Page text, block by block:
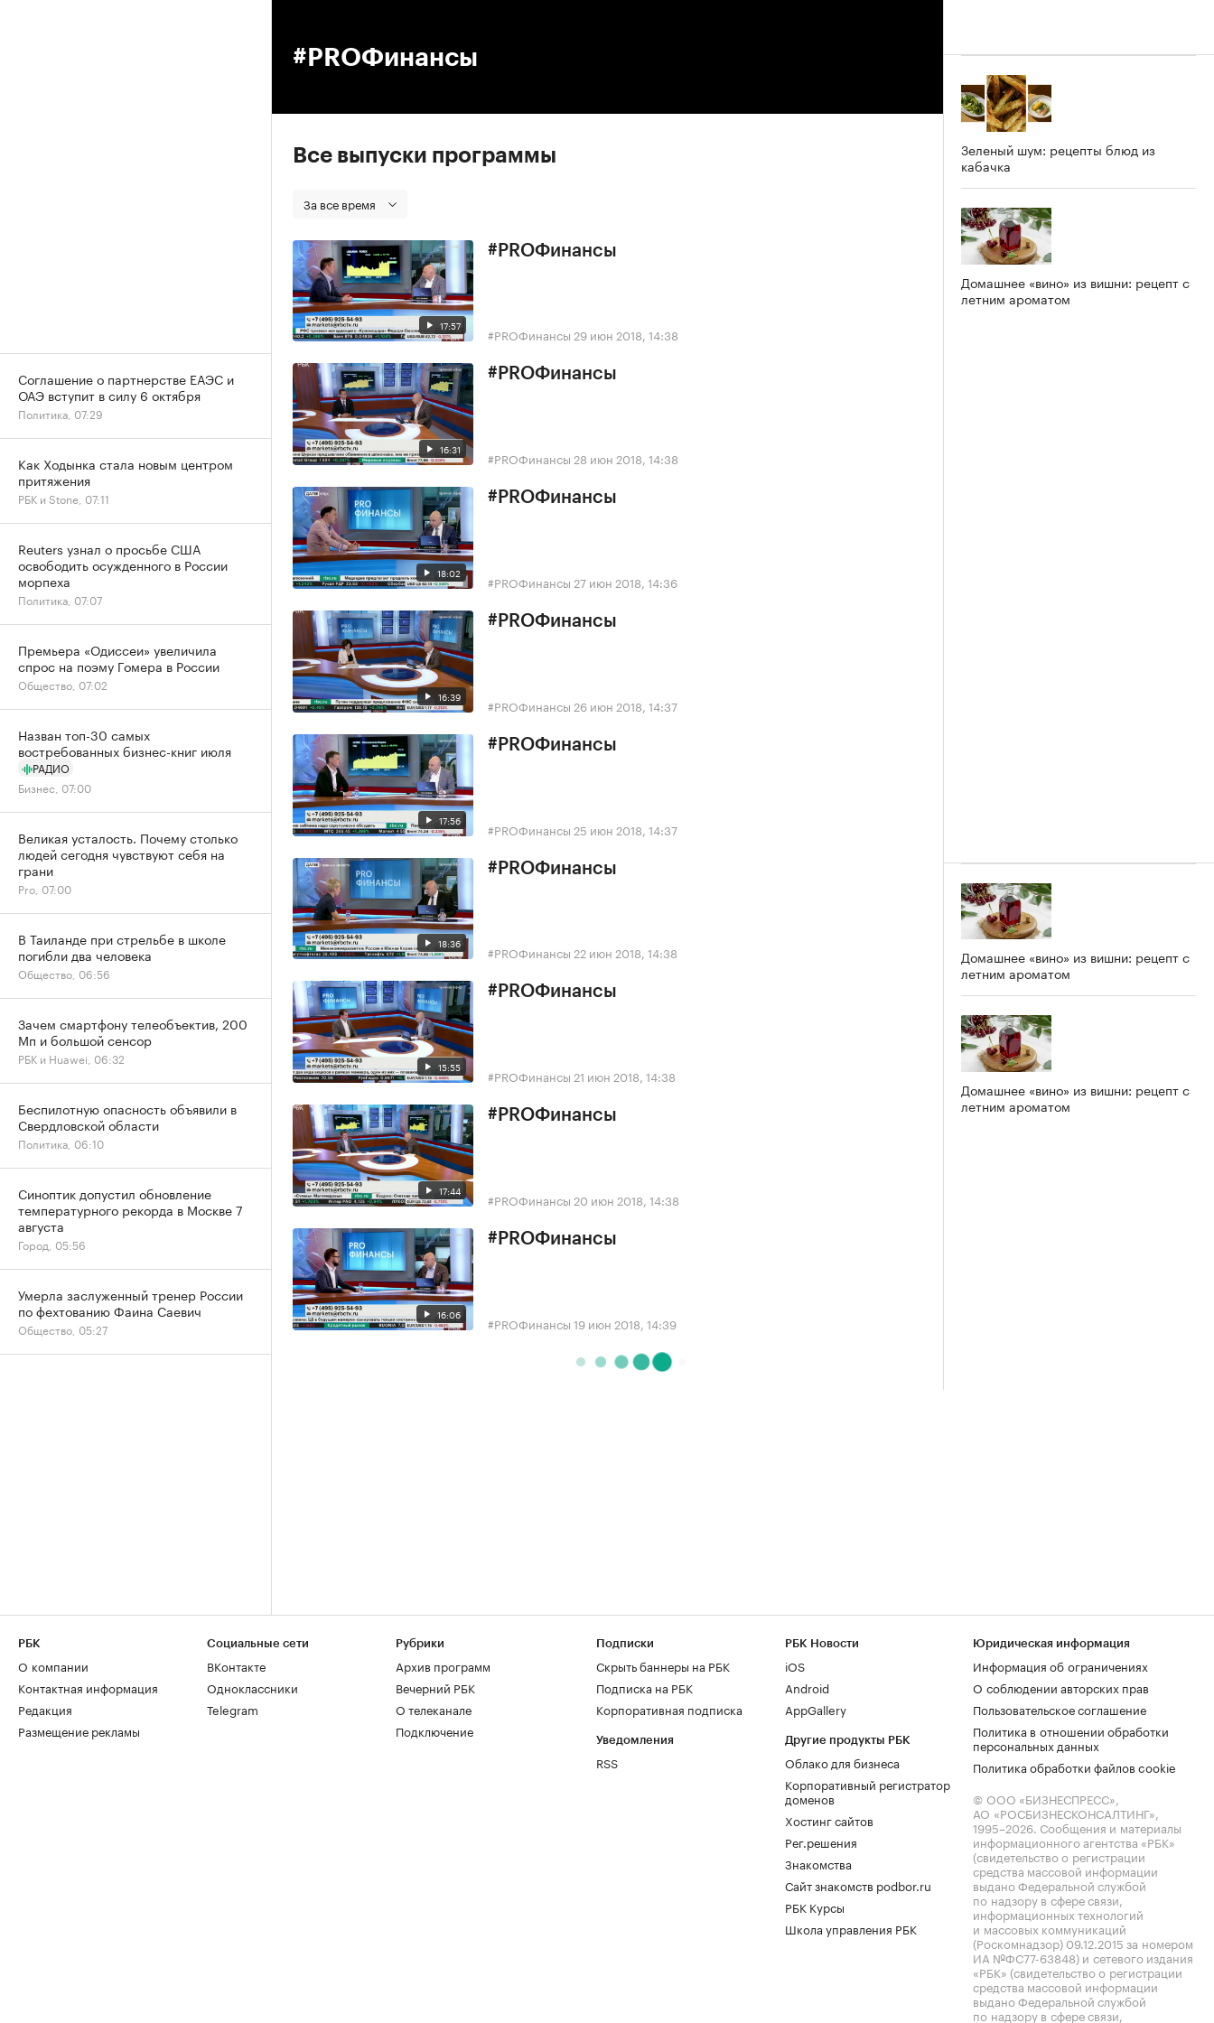
#PROФинансы
Все выпуски программы
За все время
17:57
#PROФинансы
#PROФинансы 29 июн 2018, 14:38
16:31
#PROФинансы
#PROФинансы 28 июн 2018, 14:38
18:02
#PROФинансы
#PROФинансы 27 июн 2018, 14:36
16:39
#PROФинансы
#PROФинансы 26 июн 2018, 14:37
17:56
#PROФинансы
#PROФинансы 25 июн 2018, 14:37
18:36
#PROФинансы
#PROФинансы 22 июн 2018, 14:38
15:55
#PROФинансы
#PROФинансы 21 июн 2018, 14:38
17:44
#PROФинансы
#PROФинансы 20 июн 2018, 14:38
16:06
#PROФинансы
#PROФинансы 19 июн 2018, 14:39
Зеленый шум: рецепты блюд из
кабачка
Домашнее «вино» из вишни: рецепт с
летним ароматом
Домашнее «вино» из вишни: рецепт с
летним ароматом
Домашнее «вино» из вишни: рецепт с
летним ароматом
Соглашение о партнерстве ЕАЭС и
ОАЭ вступит в силу 6 октября
Политика, 07:29
Как Ходынка стала новым центром
притяжения
РБК и Stone, 07:11
Reuters узнал о просьбе США
освободить осужденного в России
морпеха
Политика, 07:07
Премьера «Одиссеи» увеличила
спрос на поэму Гомера в России
Общество, 07:02
Назван топ-30 самых
востребованных бизнес-книг июля
РАДИО
Бизнес, 07:00
Великая усталость. Почему столько
людей сегодня чувствуют себя на
грани
Pro, 07:00
В Таиланде при стрельбе в школе
погибли два человека
Общество, 06:56
Зачем смартфону телеобъектив, 200
Мп и большой сенсор
РБК и Huawei, 06:32
Беспилотную опасность объявили в
Свердловской области
Политика, 06:10
Синоптик допустил обновление
температурного рекорда в Москве 7
августа
Город, 05:56
Умерла заслуженный тренер России
по фехтованию Фаина Саевич
Общество, 05:27
РБК
О компании
Контактная информация
Редакция
Размещение рекламы
Социальные сети
ВКонтакте
Одноклассники
Telegram
Рубрики
Архив программ
Вечерний РБК
О телеканале
Подключение
Подписки
Скрыть баннеры на РБК
Подписка на РБК
Корпоративная подписка
Уведомления
RSS
РБК Новости
iOS
Android
AppGallery
Другие продукты РБК
Облако для бизнеса
Корпоративный регистратор
доменов
Хостинг сайтов
Рег.решения
Знакомства
Сайт знакомств podbor.ru
РБК Курсы
Школа управления РБК
Юридическая информация
Информация об ограничениях
О соблюдении авторских прав
Пользовательское соглашение
Политика в отношении обработки
персональных данных
Политика обработки файлов cookie
© ООО «БИЗНЕСПРЕСС»,
АО «РОСБИЗНЕСКОНСАЛТИНГ»,
1995–2026. Сообщения и материалы
информационного агентства «РБК»
(свидетельство о регистрации
средства массовой информации
выдано Федеральной службой
по надзору в сфере связи,
информационных технологий
и массовых коммуникаций
(Роскомнадзор) 09.12.2015 за номером
ИА №ФС77-63848) и сетевого издания
«РБК» (свидетельство о регистрации
средства массовой информации
выдано Федеральной службой
по надзору в сфере связи,